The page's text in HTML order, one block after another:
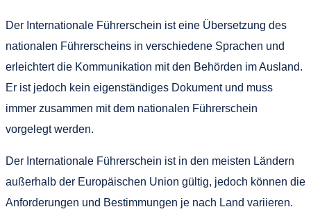
Der Internationale Führerschein ist eine Übersetzung des
nationalen Führerscheins in verschiedene Sprachen und
erleichtert die Kommunikation mit den Behörden im Ausland.
Er ist jedoch kein eigenständiges Dokument und muss
immer zusammen mit dem nationalen Führerschein
vorgelegt werden.
Der Internationale Führerschein ist in den meisten Ländern
außerhalb der Europäischen Union gültig, jedoch können die
Anforderungen und Bestimmungen je nach Land variieren.